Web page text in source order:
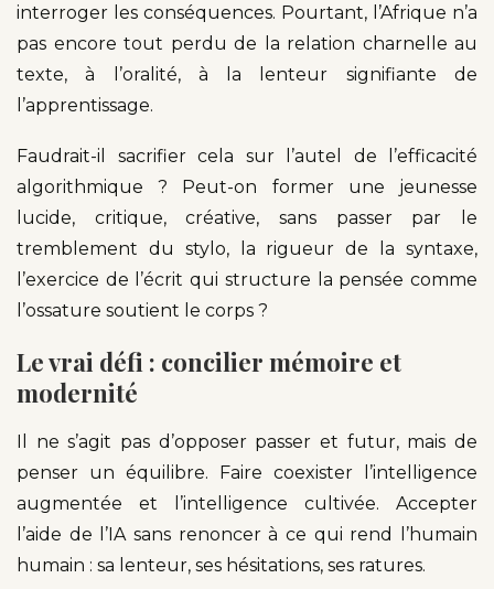
interroger les conséquences. Pourtant, l’Afrique n’a
pas encore tout perdu de la relation charnelle au
texte, à l’oralité, à la lenteur signifiante de
l’apprentissage.
Faudrait-il sacrifier cela sur l’autel de l’efficacité
algorithmique ? Peut-on former une jeunesse
lucide, critique, créative, sans passer par le
tremblement du stylo, la rigueur de la syntaxe,
l’exercice de l’écrit qui structure la pensée comme
l’ossature soutient le corps ?
Le vrai défi : concilier mémoire et
modernité
Il ne s’agit pas d’opposer passer et futur, mais de
penser un équilibre. Faire coexister l’intelligence
augmentée et l’intelligence cultivée. Accepter
l’aide de l’IA sans renoncer à ce qui rend l’humain
humain : sa lenteur, ses hésitations, ses ratures.